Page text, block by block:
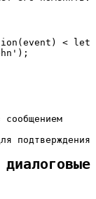
< let
сообщением
подтверждения